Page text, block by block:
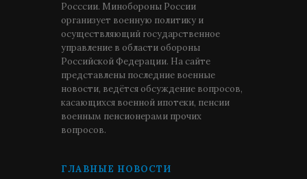
Росссии. Минобороны России
организует военную политику и
осуществляющий государственное
управление в области обороны
Российской Федерации. На сайте
представлены последние военные
новости, ведётся обсуждение вопросов,
касающихся военной ипотеки, пенсии
военным пенсионерами прочих
вопросов.
ГЛАВНЫЕ НОВОСТИ